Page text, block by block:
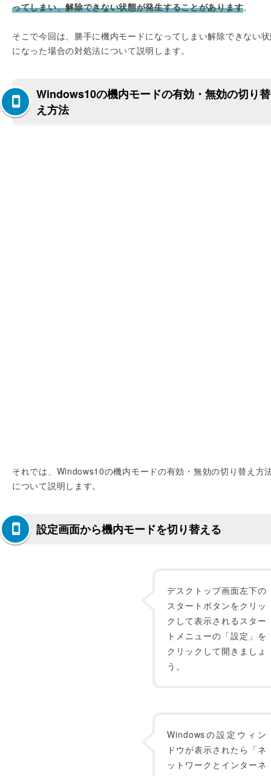
ってしまい、解除できない状態が発生することがあります。
そこで今回は、勝手に機内モードになってしまい解除できない
になった場合の対処法について説明します。
Windows10の機内モードの有効・無効の切り替
え方法
それでは、Windows10の機内モードの有効・無効の切り替え方
について説明します。
設定画面から機内モードを切り替える
デスクトップ画面左下の
スタートボタンをクリッ
クして表示されるスター
トメニューの「設定」を
クリックして開きましょ
う。
Windowsの設定ウィン
ドウが表示されたら「ネ
ットワークとインターネ